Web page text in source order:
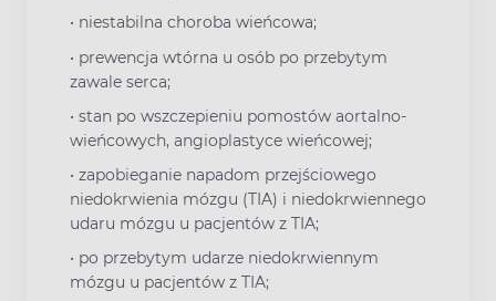
• niestabilna choroba wieńcowa;
• prewencja wtórna u osób po przebytym
zawale serca;
• stan po wszczepieniu pomostów aortalno-
wieńcowych, angioplastyce wieńcowej;
• zapobieganie napadom przejściowego
niedokrwienia mózgu (TIA) i niedokrwiennego
udaru mózgu u pacjentów z TIA;
• po przebytym udarze niedokrwiennym
mózgu u pacjentów z TIA;